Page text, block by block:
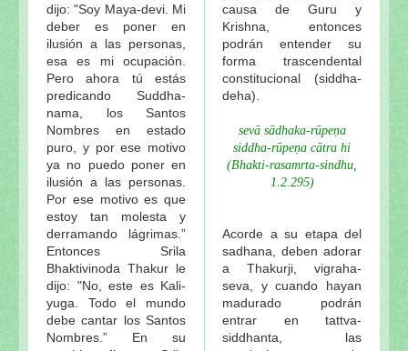
dijo: "Soy Maya-devi. Mi
deber es poner en
ilusión a las personas,
esa es mi ocupación.
Pero ahora tú estás
predicando Suddha-
nama, los Santos
Nombres en estado
puro, y por ese motivo
ya no puedo poner en
ilusión a las personas.
Por ese motivo es que
estoy tan molesta y
derramando lágrimas.”
Entonces Srila
Bhaktivinoda Thakur le
dijo: "No, este es Kali-
yuga. Todo el mundo
debe cantar los Santos
Nombres.” En su
causa de Guru y
Krishna, entonces
podrán entender su
forma trascendental
constitucional (siddha-
deha).
sevā sādhaka-rūpeṇa
siddha-rūpeṇa cātra hi
(Bhakti-rasamrta-sindhu,
1.2.295)
Acorde a su etapa del
sadhana, deben adorar
a Thakurji, vigraha-
seva, y cuando hayan
madurado podrán
entrar en tattva-
siddhanta, las